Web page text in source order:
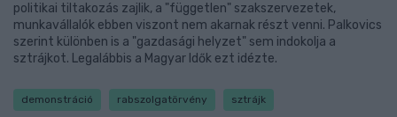
politikai tiltakozás zajlik, a "független" szakszervezetek,
munkavállalók ebben viszont nem akarnak részt venni. Palkovics
szerint különben is a "gazdasági helyzet" sem indokolja a
sztrájkot. Legalábbis a Magyar Idők ezt idézte.
demonstráció rabszolgatörvény sztrájk